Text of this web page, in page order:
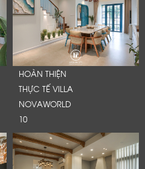
HOÀN THIỆN
THỰC TẾ VILLA
NOVAWORLD
10